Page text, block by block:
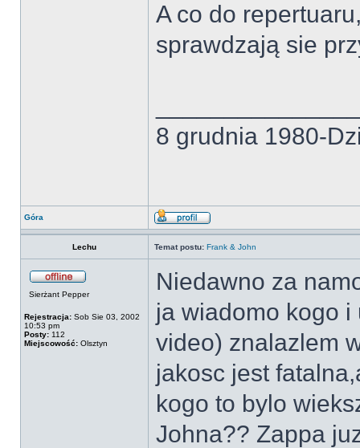
A co do
sprawdzają sie
8 grudnia 1980-
Góra
Lechu Temat postu: Frank & John
Sierżant Pepper
Rejestracja: Sob Sie 03, 2002
10:53 pm
Posty: 112
Miejscowość: Olsztyn
Niedawno za
ja wiadomo kogo
video) znalazlem
jakosc jest
kogo to bylo
Johna?? Zappa